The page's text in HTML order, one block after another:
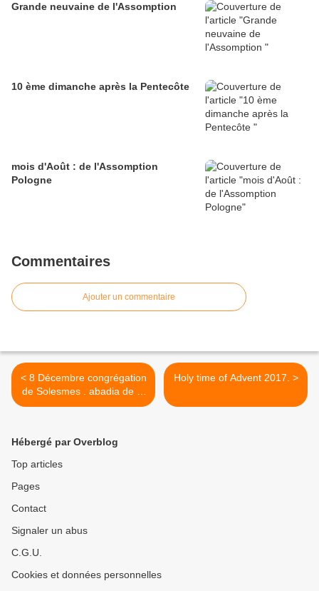
Grande neuvaine de l'Assomption
10 ème dimanche après la Pentecôte
mois d'Août : de l'Assomption
Pologne
Commentaires
Ajouter un commentaire
< 8 Décembre congrégation
de Solesmes . abadia de la
Santa Cruz spain .
Holy time of Advent 2017. >
Hébergé par Overblog
Top articles
Pages
Contact
Signaler un abus
C.G.U.
Cookies et données personnelles